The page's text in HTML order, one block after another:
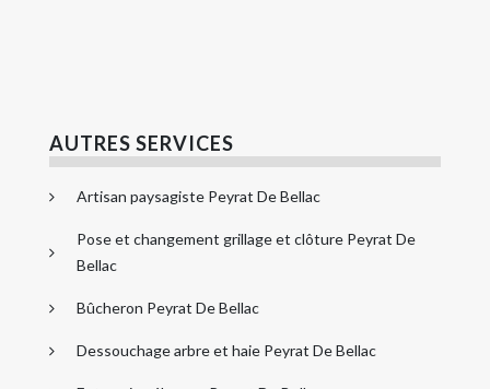
AUTRES SERVICES
Artisan paysagiste Peyrat De Bellac
Pose et changement grillage et clôture Peyrat De
Bellac
Bûcheron Peyrat De Bellac
Dessouchage arbre et haie Peyrat De Bellac